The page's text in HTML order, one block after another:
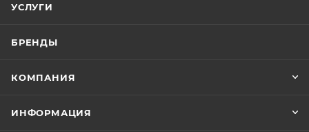
УСЛУГИ
БРЕНДЫ
КОМПАНИЯ
ИНФОРМАЦИЯ